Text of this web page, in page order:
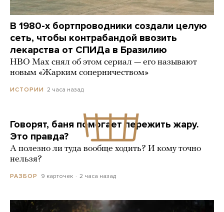
В 1980-х бортпроводники создали целую
сеть, чтобы контрабандой ввозить
лекарства от СПИДа в Бразилию
HBO Max снял об этом сериал — его называют
новым «Жарким соперничеством»
ИСТОРИИ 2 часа назад
Говорят, баня помогает пережить жару.
Это правда?
А полезно ли туда вообще ходить? И кому точно
нельзя?
РАЗБОР 9 карточек 2 часа назад